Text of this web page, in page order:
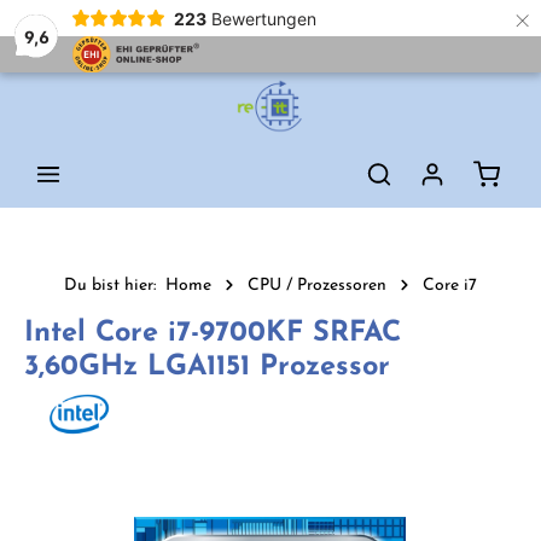
9,6
223 Bewertungen ×
Du bist hier: Home CPU / Prozessoren Core i7
Intel Core i7-9700KF SRFAC
3,60GHz LGA1151 Prozessor
Bildergalerie überspringen